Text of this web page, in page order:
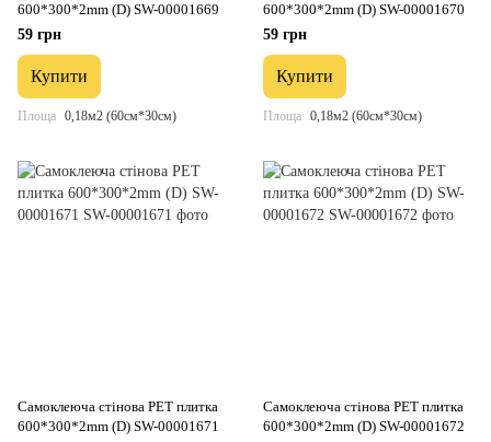
600*300*2mm (D) SW-00001669
59 грн
Купити
Площа 0,18м2 (60см*30см)
600*300*2mm (D) SW-00001670
59 грн
Купити
Площа 0,18м2 (60см*30см)
Самоклеюча стінова PET плитка
600*300*2mm (D) SW-00001671
Самоклеюча стінова PET плитка
600*300*2mm (D) SW-00001672